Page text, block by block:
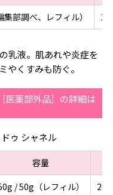
部調べ、レフィル）
乳液。肌あれや炎症を
やくすみも防ぐ。
医薬部外品］の詳細は
ゥ シャネル
容量
/ 50g（レフィル）